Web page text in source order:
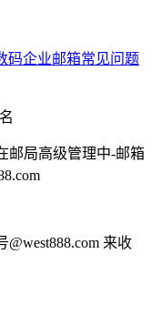
码企业邮箱常见问题
邮局高级管理中-邮箱
来收